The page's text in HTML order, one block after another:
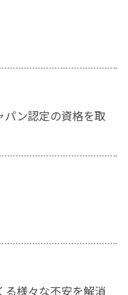
パン認定の資格を取
る様々な不安を解消